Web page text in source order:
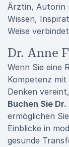
Ärztin, Autorin
Wissen,
Weise
Dr. Anne
Wenn Sie eine
Kompetenz
Denken
Buchen Sie
ermöglichen
Einblicke in
gesunde